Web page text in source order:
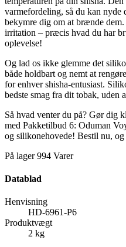
varmefordeling, så du kan nyde
bekymre dig om at brænde
irritation – præcis hvad du har
oplevelse!
Og lad os ikke glemme det
både holdbart og nemt at
for enhver shisha-entusiast.
bedste smag fra dit tobak, uden
Så hvad venter du på? Gør dig
med Pakketilbud 6: Oduman
og silikonehovede! Bestil nu,
På lager 994 Varer
Datablad
Henvisning
HD-6961-P6
Produktvægt
2 kg